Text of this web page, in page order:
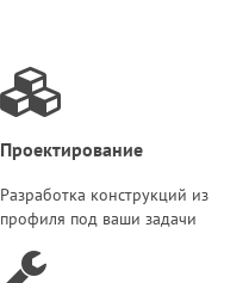
Проектирование
Разработка конструкций из
профиля под ваши задачи